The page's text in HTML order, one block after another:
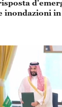
inondazioni